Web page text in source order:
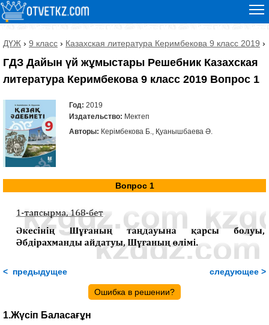
ДҮЖ › 9 класс › Казахская литература Керимбекова 9 класс 2019 ›
ГДЗ Дайын үй жұмыстары Решебник Казахская
литература Керимбекова 9 класс 2019 Вопрос 1
Год: 2019
Издательство: Мектеп
Авторы: Керімбекова Б., Қуанышбаева Ә.
Вопрос 1
< предыдущее следующее >
Ошибка в решении?
1.Жүсіп Баласағұн